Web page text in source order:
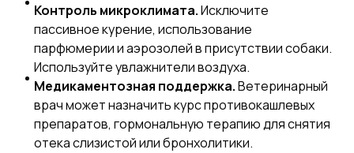
Контроль микроклимата.Исключите
пассивное курение, использование
парфюмерии и аэрозолей в присутствии собаки.
Используйте увлажнители воздуха.
Медикаментозная поддержка.Ветеринарный
врач может назначить курс противокашлевых
препаратов, гормональную терапию для снятия
отека слизистой или бронхолитики.